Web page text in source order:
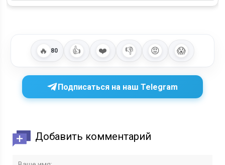
🔥 80 👍 ❤️ 👎 😡 😱
Подписаться на наш Telegram
Добавить комментарий